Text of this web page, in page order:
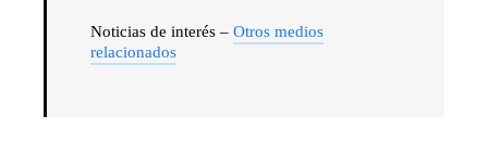
Noticias de interés – Otros medios
relacionados